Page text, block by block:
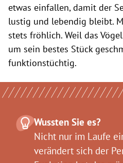
etwas einfallen, damit der
lustig und lebendig bleibt.
stets fröhlich. Weil das
um sein bestes Stück
funktionstüchtig.
Wussten Sie es?
Nicht nur im Laufe
verändert sich der